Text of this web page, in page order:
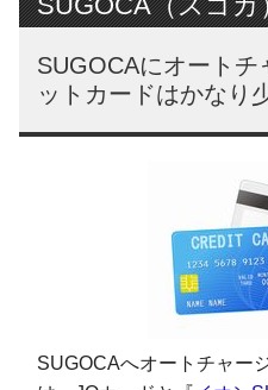
SUGOCAにオート
ットカードはかなり
SUGOCAへオートチャー